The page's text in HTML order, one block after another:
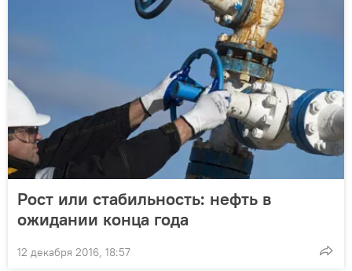
Рост или стабильность: нефть в
ожидании конца года
12 декабря 2016, 18:57